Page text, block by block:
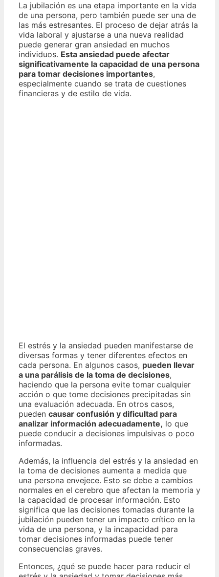
La jubilación es una etapa importante en la vida
de una persona, pero también puede ser una de
las más estresantes. El proceso de dejar atrás la
vida laboral y ajustarse a una nueva realidad
puede generar gran ansiedad en muchos
individuos. Esta ansiedad puede afectar
significativamente la capacidad de una persona
para tomar decisiones importantes,
especialmente cuando se trata de cuestiones
financieras y de estilo de vida.
El estrés y la ansiedad pueden manifestarse de
diversas formas y tener diferentes efectos en
cada persona. En algunos casos, pueden llevar
a una parálisis de la toma de decisiones,
haciendo que la persona evite tomar cualquier
acción o que tome decisiones precipitadas sin
una evaluación adecuada. En otros casos,
pueden causar confusión y dificultad para
analizar información adecuadamente, lo que
puede conducir a decisiones impulsivas o poco
informadas.
Además, la influencia del estrés y la ansiedad en
la toma de decisiones aumenta a medida que
una persona envejece. Esto se debe a cambios
normales en el cerebro que afectan la memoria y
la capacidad de procesar información. Esto
significa que las decisiones tomadas durante la
jubilación pueden tener un impacto crítico en la
vida de una persona, y la incapacidad para
tomar decisiones informadas puede tener
consecuencias graves.
Entonces, ¿qué se puede hacer para reducir el